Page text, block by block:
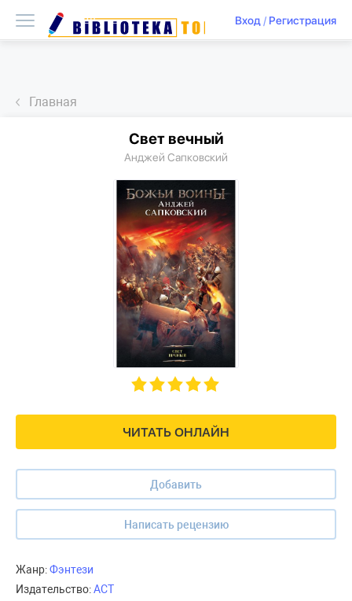
Вход/ Регистрация
Главная
ЧИТАТЬ ОНЛАЙН
Добавить
Написать рецензию
Свет вечный
Анджей Сапковский
Жанр:Фэнтези
Издательство:АСТ